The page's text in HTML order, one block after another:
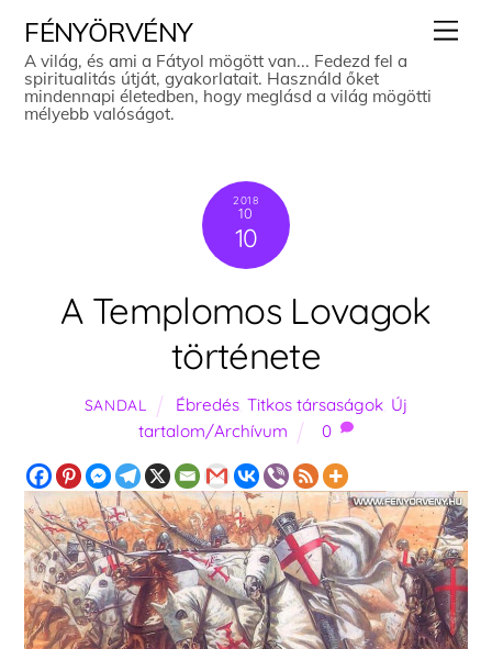
content
FÉNYÖRVÉNY
A világ, és ami a Fátyol mögött van... Fedezd fel a
spiritualitás útját, gyakorlatait. Használd őket
mindennapi életedben, hogy meglásd a világ mögötti
mélyebb valóságot.
2018
10
10
A Templomos Lovagok
története
SANDAL Ébredés ,Titkos társaságok Új
tartalom/Archívum
0